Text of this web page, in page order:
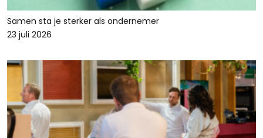
Samen sta je sterker als ondernemer
23 juli 2026